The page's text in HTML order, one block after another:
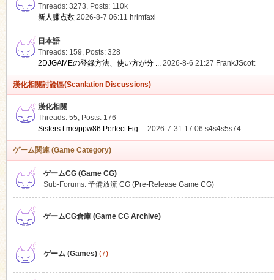
Threads: 3273, Posts: 110k
新人赚点数 2026-8-7 06:11 hrimfaxi
日本語
Threads: 159, Posts: 328
2DJGAMEの登録方法、使い方が分 ... 2026-8-6 21:27 FrankJScott
漢化相關討論區(Scanlation Discussions)
漢化相關
Threads: 55, Posts: 176
Sisters t.me/ppw86 Perfect Fig ... 2026-7-31 17:06 s4s4s5s74
ゲーム関連 (Game Category)
ゲームCG (Game CG)
Sub-Forums: 予備放流 CG (Pre-Release Game CG)
ゲームCG倉庫 (Game CG Archive)
ゲーム (Games)(7)